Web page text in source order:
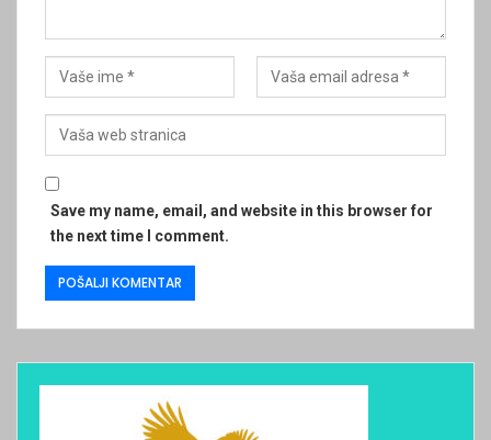
Save my name, email, and website in this browser for
the next time I comment.